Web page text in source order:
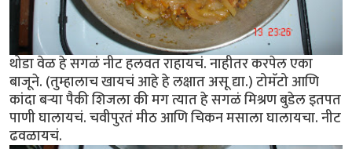
थोडा वेळ हे सगळं नीट हलवत राहायचं. नाहीतर करपेल एका
बाजूने. (तुम्हालाच खायचं आहे हे लक्षात असू द्या.) टोमॅटो आणि
कांदा बर्‍या पैकी शिजला की मग त्यात हे सगळं मिश्रण बुडेल इतपत
पाणी घालायचं. चवीपुरतं मीठ आणि चिकन मसाला घालायचा. नीट
ढवळायचं.